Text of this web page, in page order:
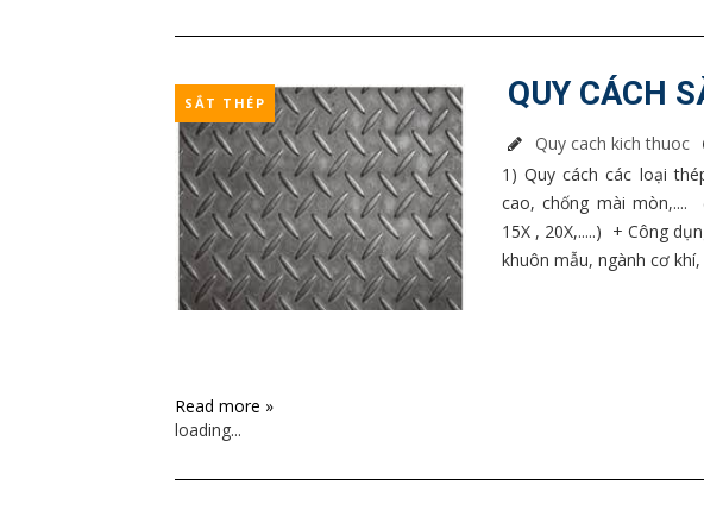
QUY CÁCH
Quy cach kich thuoc
1) Quy cách các loại
cao, chống mài mòn,....
15X , 20X,.....) + Công
khuôn mẫu, ngành cơ khí,
SẮT THÉP
Read more »
loading...